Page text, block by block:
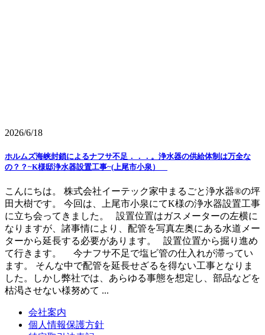
2026/6/18
ホルムズ海峡封鎖によるナフサ不足．．．。浄水器の供給体制は万全な
の？？~K様邸浄水器設置工事~(上尾市小泉）
こんにちは。 株式会社イーテック家中まるごと浄水器®の坪
田大樹です。 今回は、上尾市小泉にてK様の浄水器設置工事
に立ち会ってきました。 設置位置はガスメーターの左横に
なりますが、諸事情により、配管を写真左奥にある水道メー
ターから延長する必要があります。 設置位置から掘り進め
て行きます。 今ナフサ不足で塩ビ管の仕入れが滞ってい
ます。 そんな中で配管を延長せざるを得ない工事となりま
した。しかし弊社では、あらゆる事態を想定し、部品などを
枯渇させない様努めて ...
会社案内
個人情報保護方針